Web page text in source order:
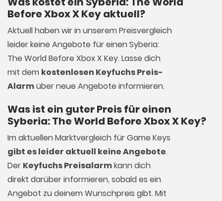
Before Xbox X Key aktuell?
Aktuell haben wir in unserem Preisvergleich
leider keine Angebote für einen Syberia:
The World Before Xbox X Key. Lasse dich
mit dem kostenlosen Keyfuchs Preis-
Alarmüber neue Angebote informieren.
Was ist ein guter Preis für einen
Syberia: The World Before Xbox X Key?
Im aktuellen Marktvergleich fürGame Keys
gibt es leider aktuell keine Angebote.
Der Keyfuchs Preisalarmkann dich
direkt darüber informieren, sobald es ein
Angebot zu deinem Wunschpreis gibt. Mit